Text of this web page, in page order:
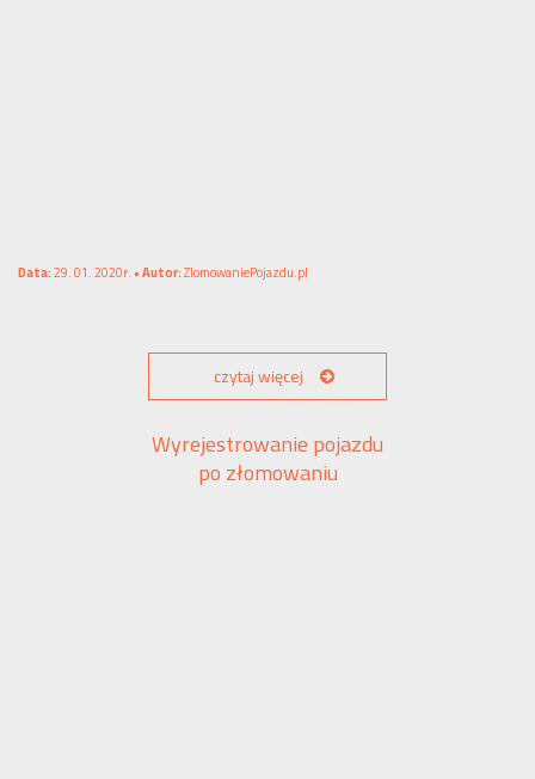
Data:29. 01. 2020r. •Autor:ZlomowaniePojazdu.pl
czytaj więcej
Wyrejestrowanie pojazdu
po złomowaniu